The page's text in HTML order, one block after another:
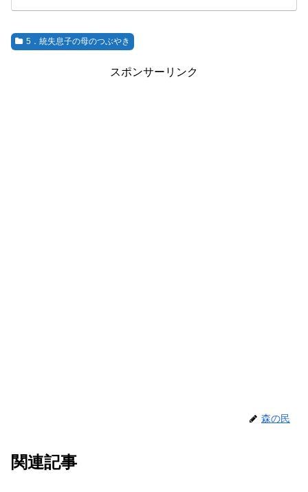
5．統失息子の母のつぶやき
スポンサーリンク
森の民
関連記事